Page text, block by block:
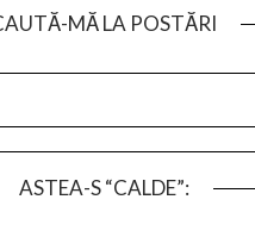
MĂ LA POSTĂRI
ASTEA-S “CALDE”: